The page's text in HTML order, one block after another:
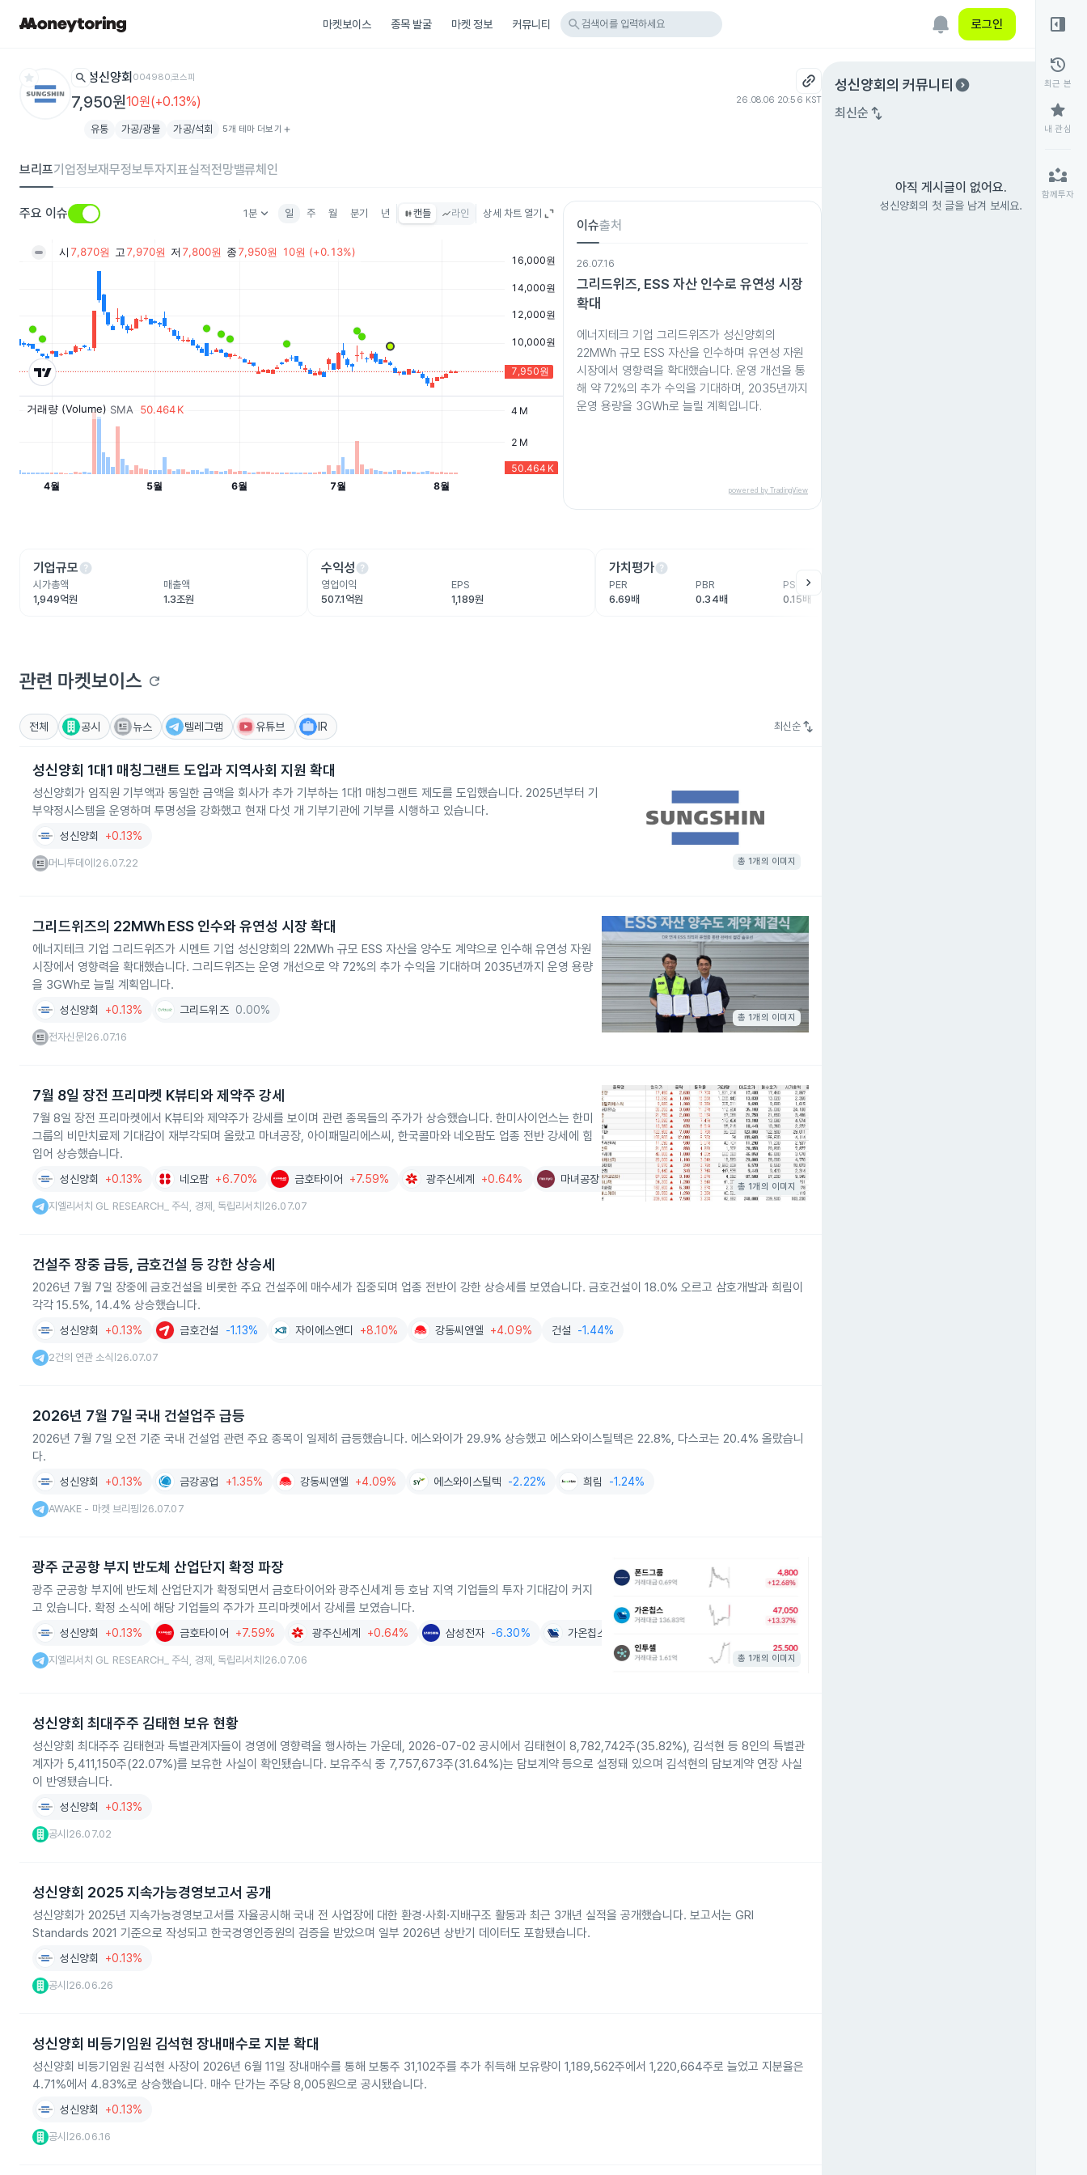
마켓보이스 종목 발굴 마켓 정보 커뮤니티 search 검색어를 입력하세요 로그인
star search 성신양회 004980코스피
7,950원10원(+0.13%) 26.08.06 20:56 KST
유통 가공/광물 가공/석회 5개 테마 더보기 add
브리프기업정보재무정보투자지표실적전망밸류체인
주요 이슈 1분keyboard_arrow_down 일 주 월 분기 년 캔들 라인 상세 차트 열기
이슈출처
26.07.16
그리드위즈, ESS 자산 인수로 유연성 시장
확대
에너지테크 기업 그리드위즈가 성신양회의
22MWh 규모 ESS 자산을 인수하며 유연성 자원
시장에서 영향력을 확대했습니다. 운영 개선을 통
해 약 72%의 추가 수익을 기대하며, 2035년까지
운영 용량을 3GWh로 늘릴 계획입니다.
powered by TradingView
기업규모help
시가총액
1,949억원
매출액
1.3조원
수익성help
영업이익
507.1억원
EPS
1,189원
가치평가help
PER
6.69배
PBR
0.34배
PSR
0.15배
chevron_right
관련 마켓보이스 refresh
전체 공시 뉴스 텔레그램 유튜브 IR 최신순 swap_vert
성신양회 1대1 매칭그랜트 도입과 지역사회 지원 확대
성신양회가 임직원 기부액과 동일한 금액을 회사가 추가 기부하는 1대1 매칭그랜트 제도를 도입했습니다. 2025년부터 기
부약정시스템을 운영하며 투명성을 강화했고 현재 다섯 개 기부기관에 기부를 시행하고 있습니다.
성신양회 +0.13%
머니투데이 26.07.22 총 1개의 이미지
그리드위즈의 22MWh ESS 인수와 유연성 시장 확대
에너지테크 기업 그리드위즈가 시멘트 기업 성신양회의 22MWh 규모 ESS 자산을 양수도 계약으로 인수해 유연성 자원
시장에서 영향력을 확대했습니다. 그리드위즈는 운영 개선으로 약 72%의 추가 수익을 기대하며 2035년까지 운영 용량
을 3GWh로 늘릴 계획입니다.
성신양회 +0.13% 그리드위즈 0.00%
전자신문 26.07.16
총 1개의 이미지
7월 8일 장전 프리마켓 K뷰티와 제약주 강세
7월 8일 장전 프리마켓에서 K뷰티와 제약주가 강세를 보이며 관련 종목들의 주가가 상승했습니다. 한미사이언스는 한미
그룹의 비만치료제 기대감이 재부각되며 올랐고 마녀공장, 아이패밀리에스씨, 한국콜마와 네오팜도 업종 전반 강세에 힘
입어 상승했습니다.
성신양회 +0.13% 네오팜 +6.70% 금호타이어 +7.59% 광주신세계 +0.64% 마녀공장 +8.46%
지엘리서치 GL RESEARCH_ 주식, 경제, 독립리서치 26.07.07
총 1개의 이미지
건설주 장중 급등, 금호건설 등 강한 상승세
2026년 7월 7일 장중에 금호건설을 비롯한 주요 건설주에 매수세가 집중되며 업종 전반이 강한 상승세를 보였습니다. 금호건설이 18.0% 오르고 삼호개발과 희림이
각각 15.5%, 14.4% 상승했습니다.
성신양회 +0.13% 금호건설 -1.13% 자이에스앤디 +8.10% 강동씨앤엘 +4.09% 건설 -1.44%
2건의 연관 소식 26.07.07
2026년 7월 7일 국내 건설업주 급등
2026년 7월 7일 오전 기준 국내 건설업 관련 주요 종목이 일제히 급등했습니다. 에스와이가 29.9% 상승했고 에스와이스틸텍은 22.8%, 다스코는 20.4% 올랐습니
다.
성신양회 +0.13% 금강공업 +1.35% 강동씨앤엘 +4.09% 에스와이스틸텍 -2.22% 희림 -1.24%
AWAKE - 마켓 브리핑 26.07.07
광주 군공항 부지 반도체 산업단지 확정 파장
광주 군공항 부지에 반도체 산업단지가 확정되면서 금호타이어와 광주신세계 등 호남 지역 기업들의 투자 기대감이 커지
고 있습니다. 확정 소식에 해당 기업들의 주가가 프리마켓에서 강세를 보였습니다.
성신양회 +0.13% 금호타이어 +7.59% 광주신세계 +0.64% 삼성전자 -6.30% 가온칩스
지엘리서치 GL RESEARCH_ 주식, 경제, 독립리서치 26.07.06 총 1개의 이미지
성신양회 최대주주 김태현 보유 현황
성신양회 최대주주 김태현과 특별관계자들이 경영에 영향력을 행사하는 가운데, 2026-07-02 공시에서 김태현이 8,782,742주(35.82%), 김석현 등 8인의 특별관
계자가 5,411,150주(22.07%)를 보유한 사실이 확인됐습니다. 보유주식 중 7,757,673주(31.64%)는 담보계약 등으로 설정돼 있으며 김석현의 담보계약 연장 사실
이 반영됐습니다.
성신양회 +0.13%
공시 26.07.02
성신양회 2025 지속가능경영보고서 공개
성신양회가 2025년 지속가능경영보고서를 자율공시해 국내 전 사업장에 대한 환경·사회·지배구조 활동과 최근 3개년 실적을 공개했습니다. 보고서는 GRI
Standards 2021 기준으로 작성되고 한국경영인증원의 검증을 받았으며 일부 2026년 상반기 데이터도 포함됐습니다.
성신양회 +0.13%
공시 26.06.26
성신양회 비등기임원 김석현 장내매수로 지분 확대
성신양회 비등기임원 김석현 사장이 2026년 6월 11일 장내매수를 통해 보통주 31,102주를 추가 취득해 보유량이 1,189,562주에서 1,220,664주로 늘었고 지분율은
4.71%에서 4.83%로 상승했습니다. 매수 단가는 주당 8,005원으로 공시됐습니다.
성신양회 +0.13%
공시 26.06.16
성신양회 의 커뮤니티 expand_circle_right
최신순 swap_vert
아직 게시글이 없어요.
성신양회의 첫 글을 남겨 보세요.
right_panel_open
history
최근 본
star
내 관심
partner_exchange
함께투자